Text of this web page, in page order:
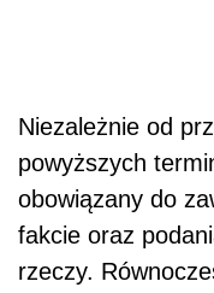
Niezależnie od
powyższych
obowiązany do
fakcie oraz
rzeczy.